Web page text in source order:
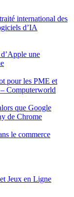
international des
d’IA
une
pour les PME et
Computerworld
que Google
de Chrome
le commerce
Jeux en Ligne